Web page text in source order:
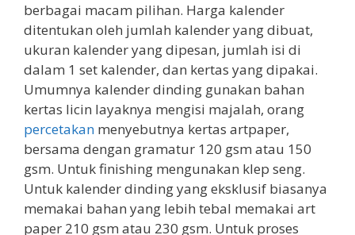
berbagai macam pilihan. Harga kalender
ditentukan oleh jumlah kalender yang dibuat,
ukuran kalender yang dipesan, jumlah isi di
dalam 1 set kalender, dan kertas yang dipakai.
Umumnya kalender dinding gunakan bahan
kertas licin layaknya mengisi majalah, orang
percetakan menyebutnya kertas artpaper,
bersama dengan gramatur 120 gsm atau 150
gsm. Untuk finishing mengunakan klep seng.
Untuk kalender dinding yang eksklusif biasanya
memakai bahan yang lebih tebal memakai art
paper 210 gsm atau 230 gsm. Untuk proses